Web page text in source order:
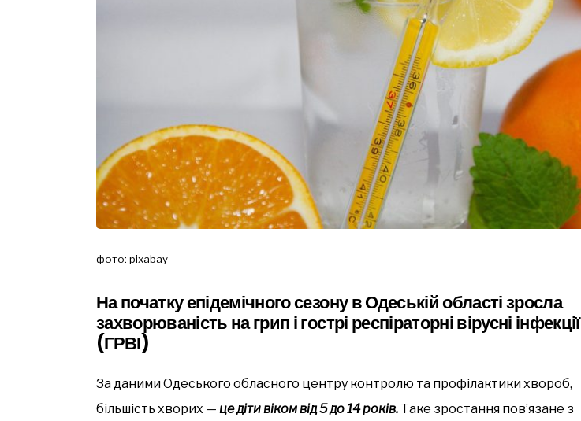
фото: pixabay
На початку епідемічного сезону в Одеській області зросла
захворюваність на грип і гострі респіраторні вірусні інфекції
(ГРВІ)
За даними Одеського обласного центру контролю та профілактики хвороб,
більшість хворих — це діти віком від 5 до 14 років. Таке зростання пов’язане з